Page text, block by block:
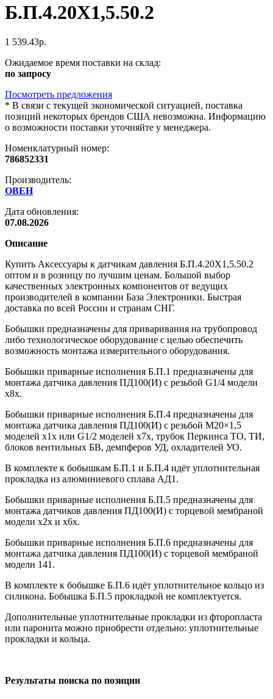
Б.П.4.20Х1,5.50.2
1 539.43р.
Ожидаемое время поставки на склад:
по запросу
Посмотреть предложения
* В связи с текущей экономической ситуацией, поставка
позиций некоторых брендов США невозможна. Информацию
о возможности поставки уточняйте у менеджера.
Номенклатурный номер:
786852331
Производитель:
ОВЕН
Дата обновления:
07.08.2026
Описание
Купить Аксессуары к датчикам давления Б.П.4.20Х1,5.50.2
оптом и в розницу по лучшим ценам. Большой выбор
качественных электронных компонентов от ведущих
производителей в компании База Электроники. Быстрая
доставка по всей России и странам СНГ.
Бобышки предназначены для приваривания на трубопровод
либо технологическое оборудование с целью обеспечить
возможность монтажа измерительного оборудования.
Бобышки приварные исполнения Б.П.1 предназначены для
монтажа датчика давления ПД100(И) с резьбой G1/4 модели
х8х.
Бобышки приварные исполнения Б.П.4 предназначены для
монтажа датчика давления ПД100(И) с резьбой М20×1,5
моделей х1х или G1/2 моделей х7х, трубок Перкинса ТО, ТИ,
блоков вентильных БВ, демпферов УД, охладителей УО.
В комплекте к бобышкам Б.П.1 и Б.П.4 идёт уплотнительная
прокладка из алюминиевого сплава АД1.
Бобышки приварные исполнения Б.П.5 предназначены для
монтажа датчиков давления ПД100(И) с торцевой мембраной
модели х2х и х6х.
Бобышки приварные исполнения Б.П.6 предназначены для
монтажа датчика давления ПД100(И) с торцевой мембраной
модели 141.
В комплекте к бобышке Б.П.6 идёт уплотнительное кольцо из
силикона. Бобышка Б.П.5 прокладкой не комплектуется.
Дополнительные уплотнительные прокладки из фторопласта
или паронита можно приобрести отдельно: уплотнительные
прокладки и кольца.
Результаты поиска по позиции